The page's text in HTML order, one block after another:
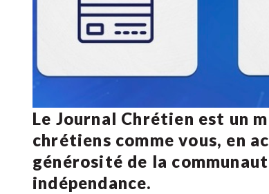
Le Journal Chrétien est un
chrétiens comme vous, en
générosité de la
indépendance.